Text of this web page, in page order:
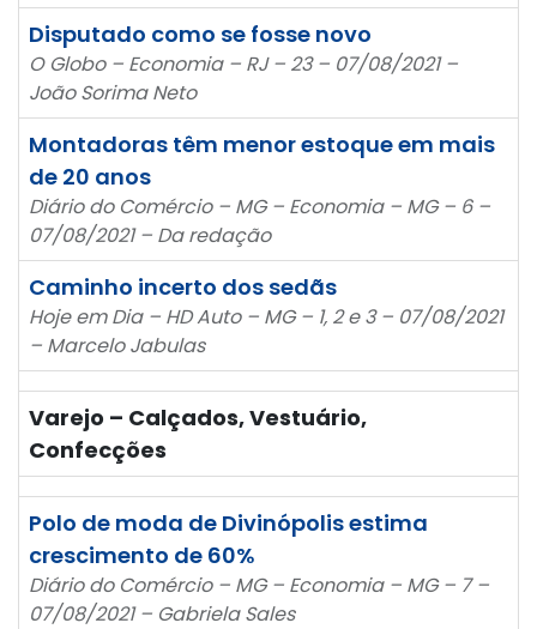
Disputado como se fosse novo
O Globo – Economia – RJ – 23 – 07/08/2021 –
João Sorima Neto
Montadoras têm menor estoque em mais
de 20 anos
Diário do Comércio – MG – Economia – MG – 6 –
07/08/2021 – Da redação
Caminho incerto dos sedãs
Hoje em Dia – HD Auto – MG – 1, 2 e 3 – 07/08/2021
– Marcelo Jabulas
Varejo – Calçados, Vestuário,
Confecções
Polo de moda de Divinópolis estima
crescimento de 60%
Diário do Comércio – MG – Economia – MG – 7 –
07/08/2021 – Gabriela Sales